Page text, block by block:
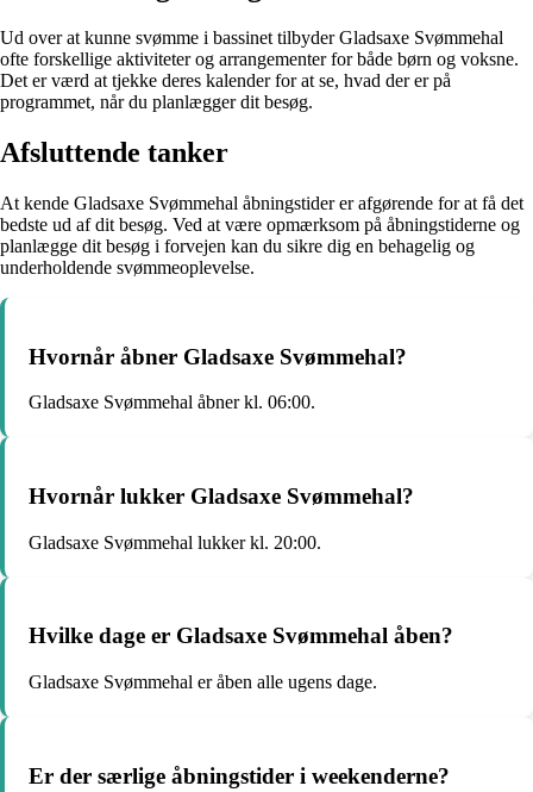
Ud over at kunne svømme i bassinet tilbyder Gladsaxe Svømmehal
ofte forskellige aktiviteter og arrangementer for både børn og voksne.
Det er værd at tjekke deres kalender for at se, hvad der er på
programmet, når du planlægger dit besøg.
Afsluttende tanker
At kende Gladsaxe Svømmehal åbningstider er afgørende for at få det
bedste ud af dit besøg. Ved at være opmærksom på åbningstiderne og
planlægge dit besøg i forvejen kan du sikre dig en behagelig og
underholdende svømmeoplevelse.
Hvornår åbner Gladsaxe Svømmehal?
Gladsaxe Svømmehal åbner kl. 06:00.
Hvornår lukker Gladsaxe Svømmehal?
Gladsaxe Svømmehal lukker kl. 20:00.
Hvilke dage er Gladsaxe Svømmehal åben?
Gladsaxe Svømmehal er åben alle ugens dage.
Er der særlige åbningstider i weekenderne?